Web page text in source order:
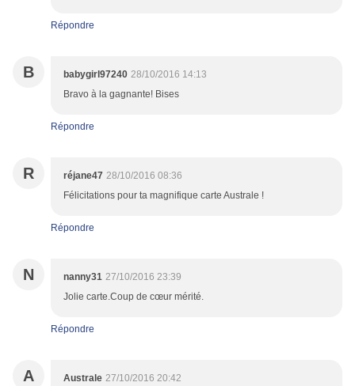
Répondre
B babygirl97240 28/10/2016 14:13
Bravo à la gagnante! Bises
Répondre
R réjane47 28/10/2016 08:36
Félicitations pour ta magnifique carte Australe !
Répondre
N nanny31 27/10/2016 23:39
Jolie carte.Coup de cœur mérité.
Répondre
A Australe 27/10/2016 20:42